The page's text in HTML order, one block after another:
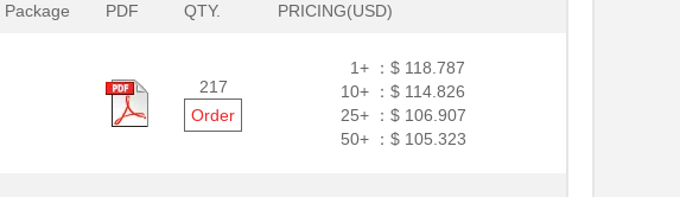
Package PDF QTY. PRICING(USD)
217
Order
1+ ： $ 118.787
10+ ： $ 114.826
25+ ： $ 106.907
50+ ： $ 105.323